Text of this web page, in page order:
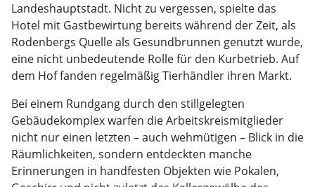
Landeshauptstadt. Nicht zu vergessen, spielte das
Hotel mit Gastbewirtung bereits während der Zeit, als
Rodenbergs Quelle als Gesundbrunnen genutzt wurde,
eine nicht unbedeutende Rolle für den Kurbetrieb. Auf
dem Hof fanden regelmäßig Tierhändler ihren Markt.
Bei einem Rundgang durch den stillgelegten
Gebäudekomplex warfen die Arbeitskreismitglieder
nicht nur einen letzten – auch wehmütigen – Blick in die
Räumlichkeiten, sondern entdeckten manche
Erinnerungen in handfesten Objekten wie Pokalen,